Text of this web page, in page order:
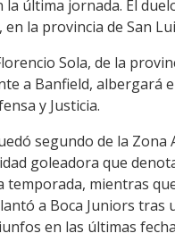
la última jornada. El
en la provincia de San
Sola, de la
a Banfield, albergará
y Justicia.
segundo de la Zona
goleadora que
temporada, mientras
a Boca Juniors tras
en las últimas